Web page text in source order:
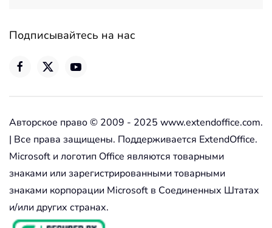
Подписывайтесь на нас
Авторское право © 2009 - 2025 www.extendoffice.com.
| Все права защищены. Поддерживается ExtendOffice.
Microsoft и логотип Office являются товарными
знаками или зарегистрированными товарными
знаками корпорации Microsoft в Соединенных Штатах
и/или других странах.